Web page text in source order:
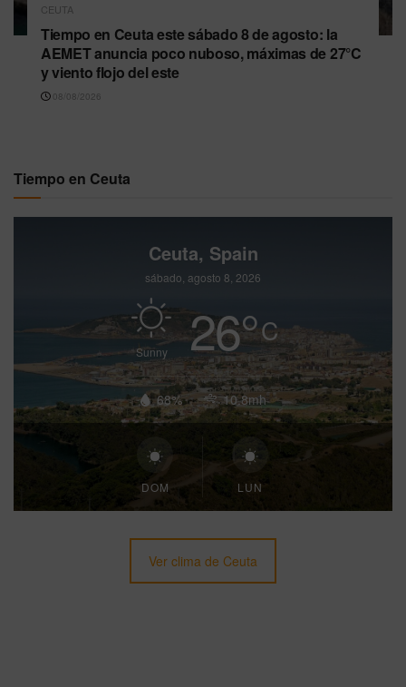
CEUTA
Tiempo en Ceuta este sábado 8 de agosto: la
AEMET anuncia poco nuboso, máximas de 27°C
y viento flojo del este
08/08/2026
Tiempo en Ceuta
Ceuta, Spain
sábado, agosto 8, 2026
Sunny 26°C
68% 10.8mh
DOM LUN
Ver clima de Ceuta